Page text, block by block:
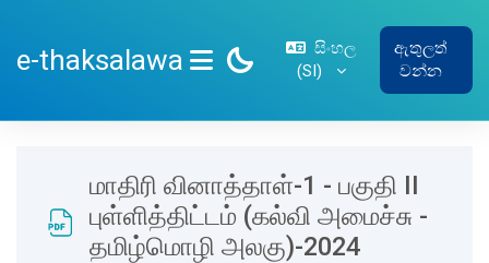
e-thaksalawa
SIDE PANEL
සිංහල
‎(SI)‎
ඇතුලත්
වන්න
மாதிரி வினாத்தாள்-1 - பகுதி II
புள்ளித்திட்டம் (கல்வி அமைச்சு -
தமிழ்மொழி அலகு)-2024